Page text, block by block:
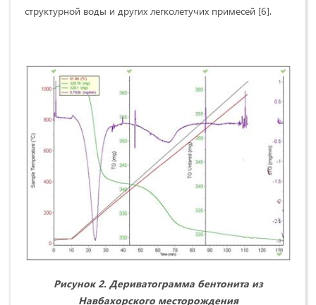
структурной воды и других легколетучих примесей [6].
Рисунок 2. Дериватограмма бентонита из
Навбахорского месторождения